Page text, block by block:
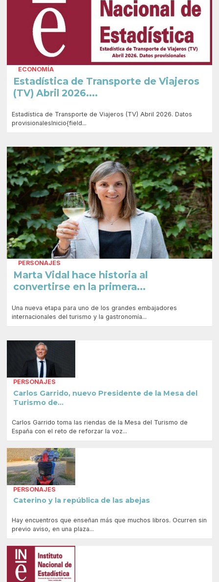
ECONOMÍA
Estadística de Transporte de Viajeros
(TV) Abril 2026....
Estadística de Transporte de Viajeros (TV) Abril 2026. Datos
provisionalesInicio{field...
PERSONAJES
Marta Vidal hace historia al
convertirse en la primera...
Una nueva etapa para uno de los grandes embajadores
internacionales del turismo y la gastronomía...
PERSONAJES
Carlos Garrido, nuevo Presidente de la Mesa del
Turismo de...
Carlos Garrido toma las riendas de la Mesa del Turismo de
España con el reto de reforzar la voz...
PERSONAJES
Caterino y la república de las abejas
Hay encuentros que enseñan más que muchos libros. Ocurren sin
previo aviso, en una plaza...